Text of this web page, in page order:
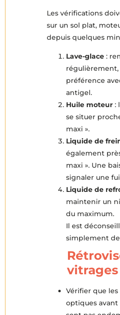
Les vérifications
sur un sol plat,
depuis quelques
Lave-glace :
régulièrement,
préférence
antigel.
Huile moteur :
se situer
maxi ».
Liquide de
également
maxi ». Une
signaler une
Liquide de
maintenir un
du maximum.
Il est
simplement de
vitrages
Vérifier que les
optiques